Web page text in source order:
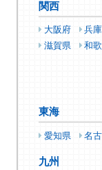
関西
大阪府 兵
滋賀県
和
東海
愛知県 名
九州